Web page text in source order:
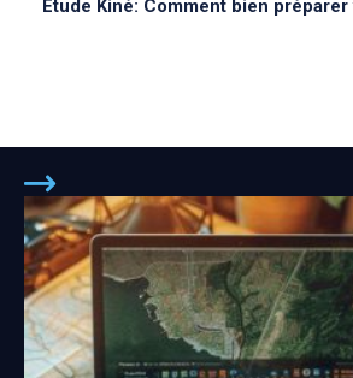
Étude Kiné: Comment bien préparer